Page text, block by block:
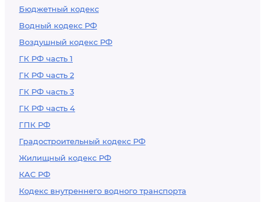
Бюджетный кодекс
Водный кодекс РФ
Воздушный кодекс РФ
ГК РФ часть 1
ГК РФ часть 2
ГК РФ часть 3
ГК РФ часть 4
ГПК РФ
Градостроительный кодекс РФ
Жилищный кодекс РФ
КАС РФ
Кодекс внутреннего водного транспорта